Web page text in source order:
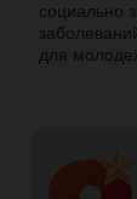
социально
для